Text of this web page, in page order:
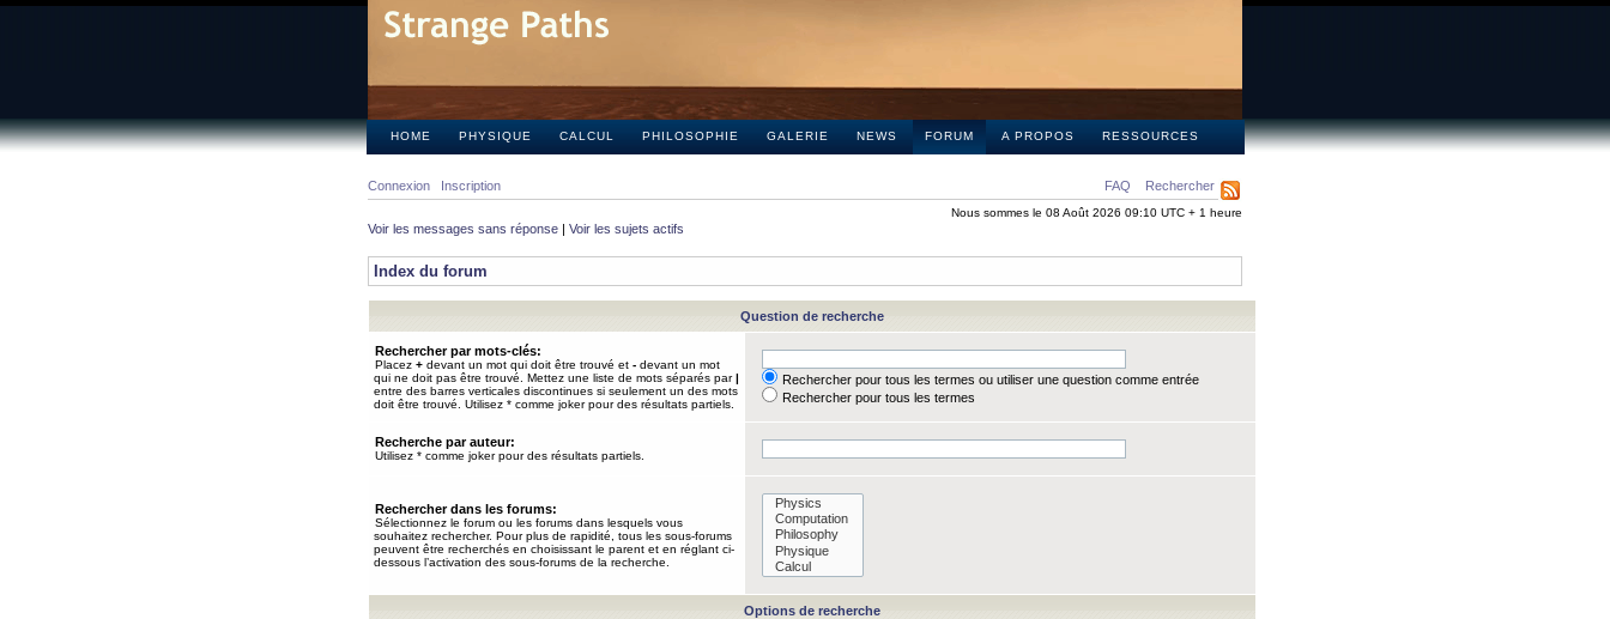
HOME PHYSIQUE CALCUL PHILOSOPHIE GALERIE NEWS FORUM A PROPOS RESSOURCES
FAQ Rechercher
Connexion Inscription
Nous sommes le 08 Août 2026 09:10 UTC + 1 heure
Voir les messages sans réponse | Voir les sujets actifs
Index du forum
Question de recherche
Rechercher par mots-clés:
Placez + devant un mot qui doit être trouvé et - devant un mot
qui ne doit pas être trouvé. Mettez une liste de mots séparés par|
entre des barres verticales discontinues si seulement un des mots
doit être trouvé. Utilisez * comme joker pour des résultats partiels.
Rechercher pour tous les termes ou utiliser une question comme entrée
Rechercher pour tous les termes
Recherche par auteur:
Utilisez * comme joker pour des résultats partiels.
Rechercher dans les forums:
Sélectionnez le forum ou les forums dans lesquels vous
souhaitez rechercher. Pour plus de rapidité, tous les sous-forums
peuvent être recherchés en choisissant le parent et en réglant ci-
dessous l’activation des sous-forums de la recherche.
Options de recherche